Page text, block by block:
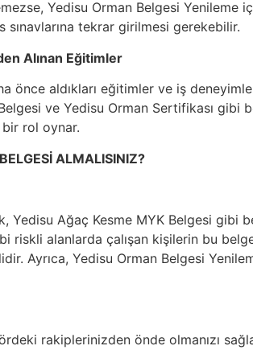
Yedisu Orman Belgesi Yenileme
sınavlarına tekrar girilmesi gerekebilir.
Alınan Eğitimler
önce aldıkları eğitimler ve iş
ve Yedisu Orman Sertifikası gibi
rol oynar.
ALMALISINIZ?
Yedisu Ağaç Kesme MYK Belgesi
riskli alanlarda çalışan kişilerin bu
Ayrıca, Yedisu Orman Belgesi
rakiplerinizden önde olmanızı